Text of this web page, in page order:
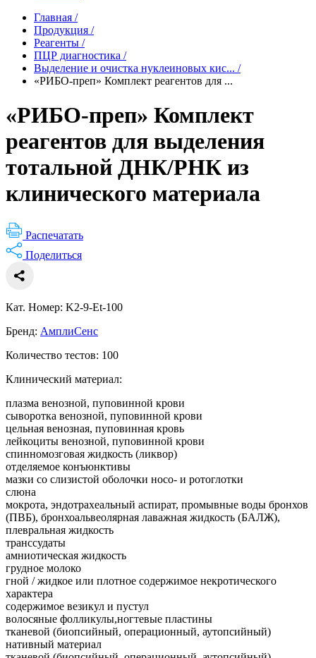
Главная /
Продукция /
Реагенты /
ПЦР диагностика /
Выделение и очистка нуклеиновых кис... /
«РИБО-преп» Комплект реагентов для ...
«РИБО-преп» Комплект
реагентов для выделения
тотальной ДНК/РНК из
клинического материала
Распечатать
Поделиться
Кат. Номер: K2-9-Et-100
Бренд: АмплиСенс
Количество тестов: 100
Клинический материал:
плазма венозной, пуповинной крови
сыворотка венозной, пуповинной крови
цельная венозная, пуповинная кровь
лейкоциты венозной, пуповинной крови
спинномозговая жидкость (ликвор)
отделяемое конъюнктивы
мазки со слизистой оболочки носо- и ротоглотки
слюна
мокрота, эндотрахеальный аспират, промывные воды бронхов
(ПВБ), бронхоальвеолярная лаважная жидкость (БАЛЖ),
плевральная жидкость
транссудаты
амниотическая жидкость
грудное молоко
гной / жидкое или плотное содержимое некротического
характера
содержимое везикул и пустул
волосяные фолликулы,ногтевые пластины
тканевой (биопсийный, операционный, аутопсийный)
нативный материал